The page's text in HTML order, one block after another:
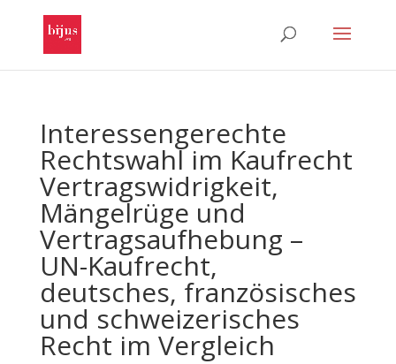
Interessengerechte
Rechtswahl im Kaufrecht
Vertragswidrigkeit,
Mängelrüge und
Vertragsaufhebung –
UN-Kaufrecht,
deutsches, französisches
und schweizerisches
Recht im Vergleich